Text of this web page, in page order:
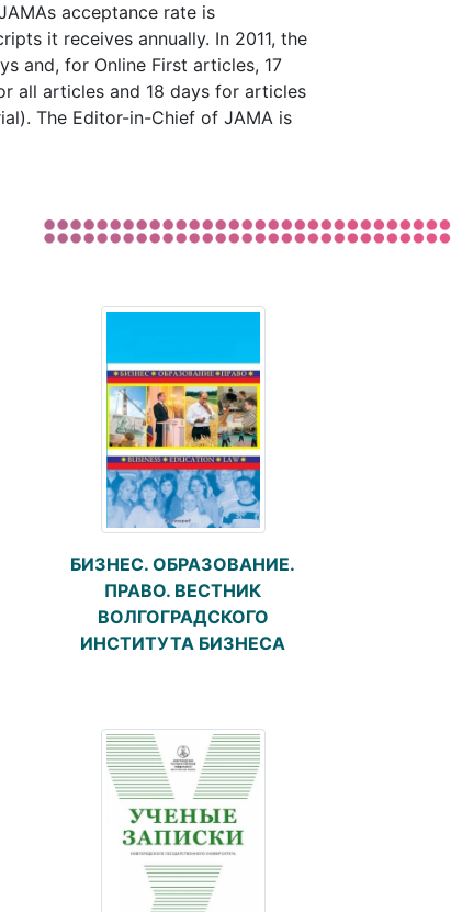
acceptance rate is
it receives annually. In 2011, the
and, for Online First articles, 17
all articles and 18 days for articles
The Editor-in-Chief of JAMA is
БИЗНЕС. ОБРАЗОВАНИЕ.
ПРАВО. ВЕСТНИК
ВОЛГОГРАДСКОГО
ИНСТИТУТА БИЗНЕСА